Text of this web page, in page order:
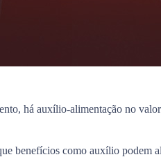
há auxílio-alimentação no
benefícios como auxílio podem